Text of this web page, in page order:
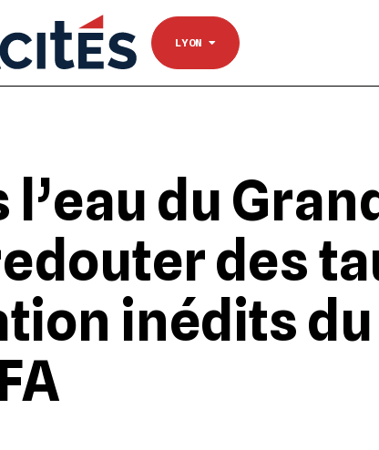
LYON
NANTES
TOULOUSE
Se connecter
l’eau du
des
inédits du